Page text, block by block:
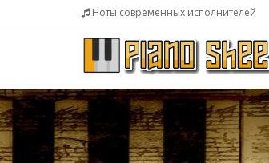
Ноты современных исполнителей